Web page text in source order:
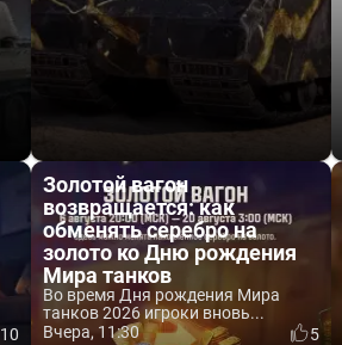
10
Золотой вагон
возвращается: как
обменять серебро на
золото ко Дню рождения
Мира танков
Во время Дня рождения Мира
танков 2026 игроки вновь...
Вчера, 11:30
5